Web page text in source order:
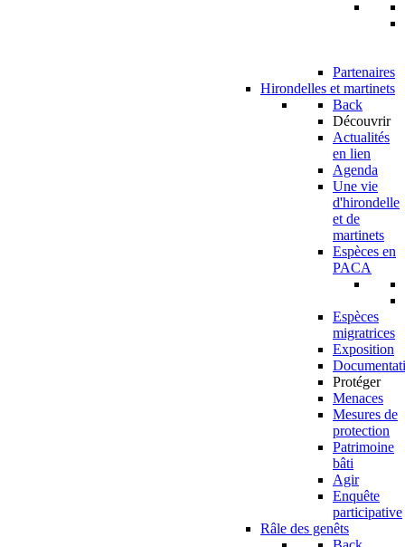
Partenaires
Hirondelles et martinets
Back
Découvrir
Actualités
en lien
Agenda
Une vie
d'hirondelle
et de
martinets
Espèces en
PACA
Espèces
migratrices
Exposition
Protéger
Menaces
Mesures de
protection
Patrimoine
bâti
Agir
Enquête
participative
Râle des genêts